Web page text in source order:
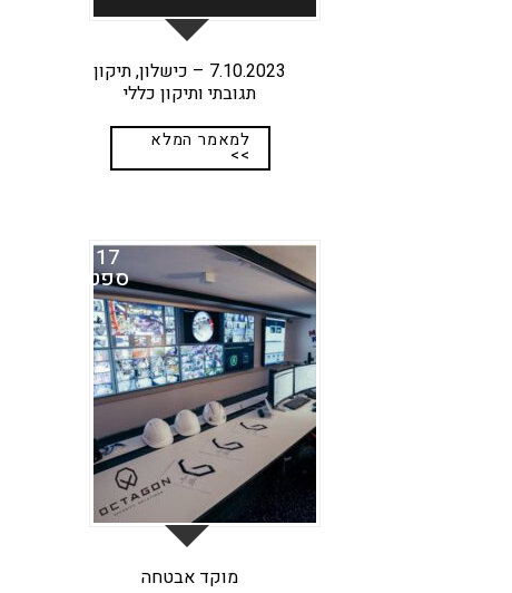
7.10.2023 – כישלון, תיקון
תגובתי ותיקון כללי
למאמר המלא
>>
מוקד אבטחה
17
ספט